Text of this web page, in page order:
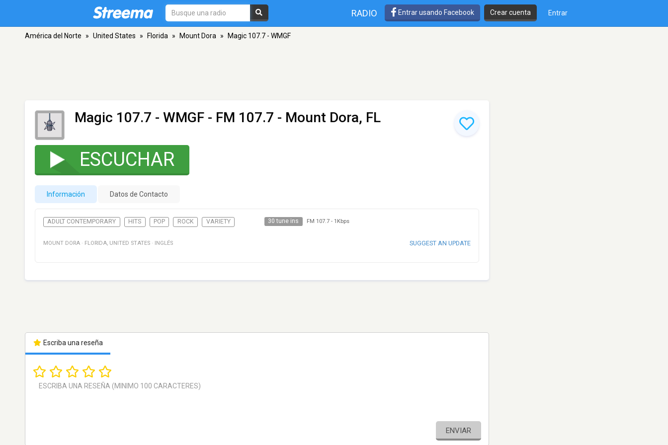
RADIO Entrar usando Facebook Crear cuenta Entrar
América del Norte » United States » Florida » Mount Dora » Magic 107.7 - WMGF
Magic 107.7 - WMGF - FM 107.7 - Mount Dora, FL
ESCUCHAR
Información Datos de Contacto
ADULT CONTEMPORARY HITS POP ROCK VARIETY 30 tune ins FM 107.7- 1Kbps
MOUNT DORA · FLORIDA, UNITED STATES · INGLÉS SUGGEST AN UPDATE
Escriba una reseña
ENVIAR